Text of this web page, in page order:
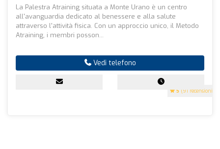
5 (91 recensioni)
La Palestra Atraining situata a Monte Urano è un centro
all'avanguardia dedicato al benessere e alla salute
attraverso l'attività fisica. Con un approccio unico, il Metodo
Atraining, i membri posson...
Vedi telefono